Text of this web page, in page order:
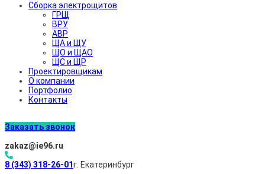
Сборка электрощитов
ГРЩ
ВРУ
АВР
ЩА и ЩУ
ЩО и ЩАО
ЩС и ЩР
Проектировщикам
О компании
Портфолио
Контакты
Заказать звонок
zakaz@ie96.ru
8 (343) 318-26-01г. Екатеринбург